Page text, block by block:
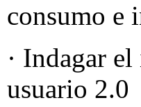
consumo e
· Indagar
usuario 2.0